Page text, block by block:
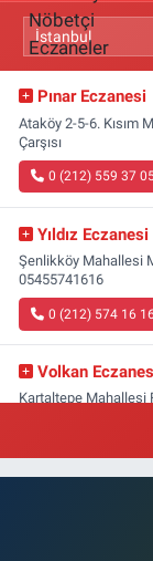
Pınar Eczanesi
Ataköy 2-5-6. Kısım
Çarşısı
0 (212) 559 37
Yıldız Eczanesi
Şenlikköy Mahallesi
05455741616
0 (212) 574 16 16
Volkan
Kartaltepe Mahallesi
Yeşilköy Mahallesi